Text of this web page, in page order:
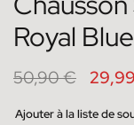
Royal Blue
50,90€ 29,99
Ajouter à la liste de